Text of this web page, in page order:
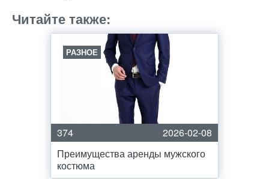
Читайте также:
РАЗНОЕ
374
2026-02-08
Преимущества аренды мужского
костюма